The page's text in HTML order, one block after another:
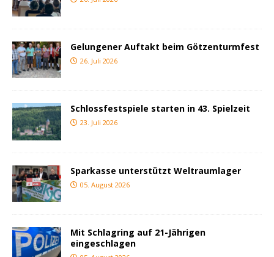
Gelungener Auftakt beim Götzenturmfest
26. Juli 2026
Schlossfestspiele starten in 43. Spielzeit
23. Juli 2026
Sparkasse unterstützt Weltraumlager
05. August 2026
Mit Schlagring auf 21-Jährigen
eingeschlagen